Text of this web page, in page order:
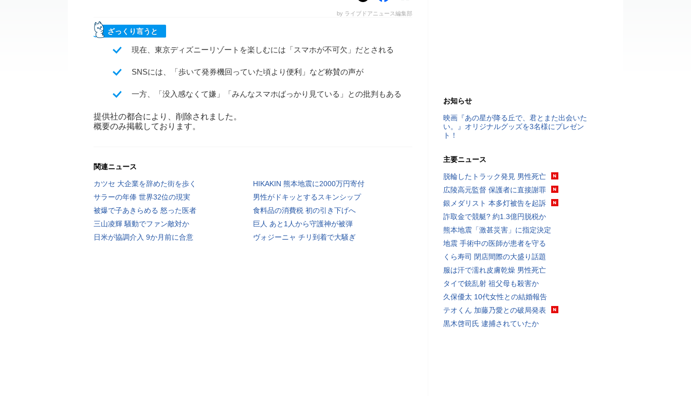
by ライブドアニュース編集部
ざっくり言うと
現在、東京ディズニーリゾートを楽しむには「スマホが不可欠」だとされる
SNSには、「歩いて発券機回っていた頃より便利」など称賛の声が
一方、「没入感なくて嫌」「みんなスマホばっかり見ている」との批判もある
提供社の都合により、削除されました。
概要のみ掲載しております。
関連ニュース
カツセ 大企業を辞めた街を歩く
HIKAKIN 熊本地震に2000万円寄付
サラーの年俸 世界32位の現実
男性がドキッとするスキンシップ
被爆で子あきらめる 怒った医者
食料品の消費税 初の引き下げへ
三山凌輝 騒動でファン敵対か
巨人 あと1人から守護神が被弾
日米が協調介入 9か月前に合意
ヴォジーニャ チリ到着で大騒ぎ
お知らせ
映画『あの星が降る丘で、君とまた出会いた
い。』オリジナルグッズを3名様にプレゼン
ト！
主要ニュース
脱輪したトラック発見 男性死亡
広陵高元監督 保護者に直接謝罪
銀メダリスト 本多灯被告を起訴
詐取金で競艇? 約1.3億円脱税か
熊本地震「激甚災害」に指定決定
地震 手術中の医師が患者を守る
くら寿司 閉店間際の大盛り話題
服は汗で濡れ皮膚乾燥 男性死亡
タイで銃乱射 祖父母も殺害か
久保優太 10代女性との結婚報告
テオくん 加藤乃愛との破局発表
黒木啓司氏 逮捕されていたか